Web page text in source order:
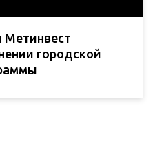
Метинвест
городской